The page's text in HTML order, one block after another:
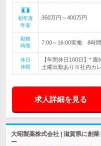
初年度
年収
350万円～400万円
勤務
時間
7:00～16:00実働 8時
休日
休暇
【年間休日100日】*
土曜出勤あり※社内カ
求人詳細を見る
大昭製薬株式会社 | 滋賀県に創
ー